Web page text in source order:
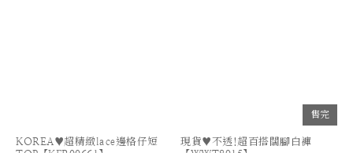
KOREA♥超精緻lace邊格仔短
售完
現貨♥不透!超百搭闊腳白褲